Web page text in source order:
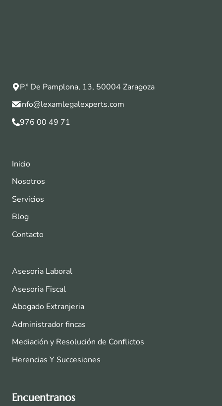
P.º De Pamplona, 13, 50004 Zaragoza
info@lexamlegalexperts.com
976 00 49 71
Inicio
Nosotros
Servicios
Blog
Contacto
Asesoria Laboral
Asesoria Fiscal
Abogado Extranjeria
Administrador fincas
Mediación y Resolución de Conflictos
Herencias Y Succesiones
Encuentranos